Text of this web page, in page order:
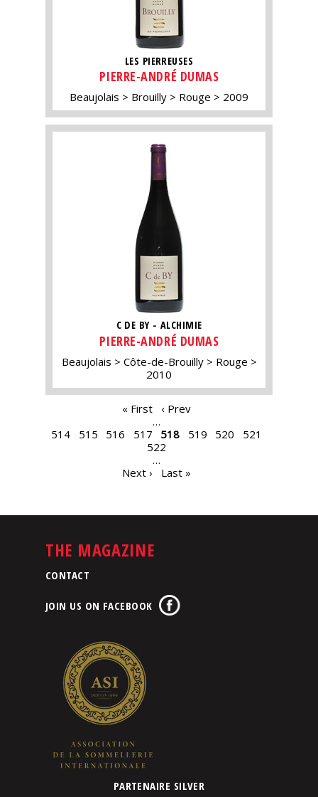
LES PIERREUSES
PIERRE-ANDRÉ DUMAS
Beaujolais Brouilly Rouge 2009
C DE BY - ALCHIMIE
PIERRE-ANDRÉ DUMAS
Beaujolais Côte-de-Brouilly
Rouge
2010
« First
‹ Prev
…
514
515 516 517 518 519 520
521
522
…
Next ›
Last »
THE MAGAZINE
CONTACT
JOIN US ON FACEBOOK
PARTENAIRE SILVER